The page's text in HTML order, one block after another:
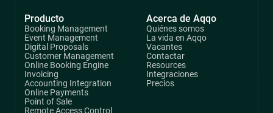
Producto
Booking Management
Event Management
Digital Proposals
Customer Management
Online Booking Engine
Invoicing
Accounting Integration
Online Payments
Point of Sale
Remote Access Control
Acerca de Aqqo
Quiénes somos
La vida en Aqqo
Vacantes
Contactar
Resources
Integraciones
Precios